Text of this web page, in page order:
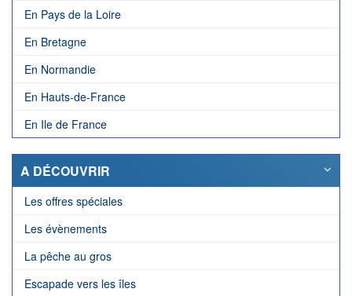
En Pays de la Loire
En Bretagne
En Normandie
En Hauts-de-France
En Ile de France
A DÉCOUVRIR
Les offres spéciales
Les évènements
La pêche au gros
Escapade vers les îles